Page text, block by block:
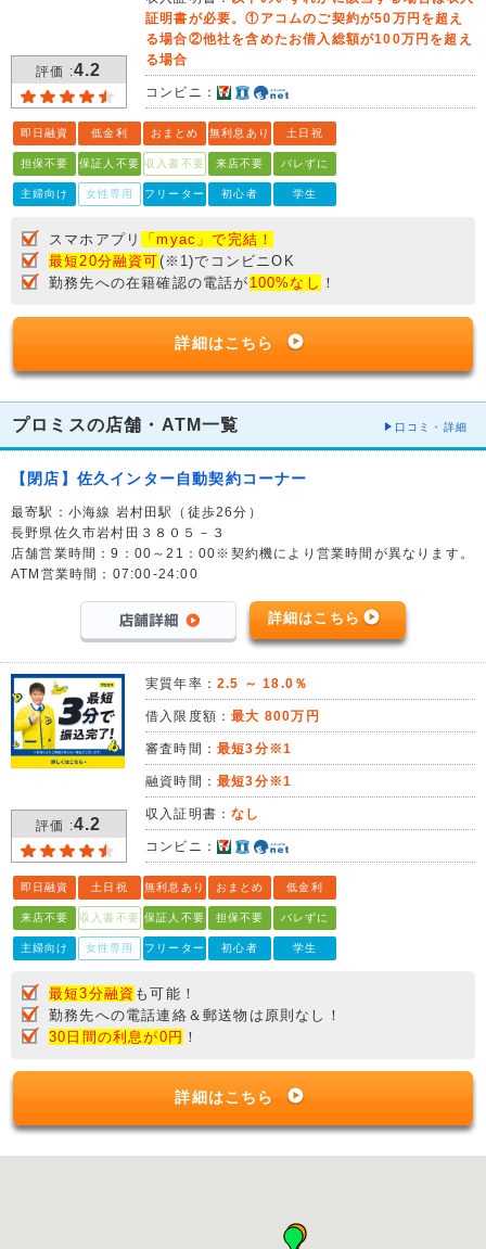
評価 :4.2
証明書が必要。①アコムのご契約が50万円を超え
る場合②他社を含めたお借入総額が100万円を超え
る場合
コンビニ：
即日融資 低金利 おまとめ 無利息あり 土日祝
担保不要 保証人不要 収入書不要 来店不要 バレずに
主婦向け 女性専用 フリーター 初心者 学生
スマホアプリ
「myac」で完結！
最短20分融資可(※1)でコンビニOK
勤務先への在籍確認の電話が 100%なし ！
詳細はこちら
プロミスの店舗・ATM一覧 口コミ・詳細
【閉店】佐久インター自動契約コーナー
最寄駅：小海線 岩村田駅（徒歩26分）
長野県佐久市岩村田３８０５－３
店舗営業時間：9：00～21：00※契約機により営業時間が異なります。
ATM営業時間：07:00-24:00
詳細はこちら
評価 :4.2
実質年率： 2.5 ～ 18.0％
借入限度額：最大 800万円
審査時間： 最短3分※1
融資時間： 最短3分※1
収入証明書：なし
コンビニ：
即日融資 土日祝 無利息あり おまとめ 低金利
来店不要 収入書不要 保証人不要 担保不要 バレずに
主婦向け 女性専用 フリーター 初心者 学生
最短3分融資 も可能！
勤務先への電話連絡＆郵送物は原則なし！
30日間の利息が0円 ！
詳細はこちら